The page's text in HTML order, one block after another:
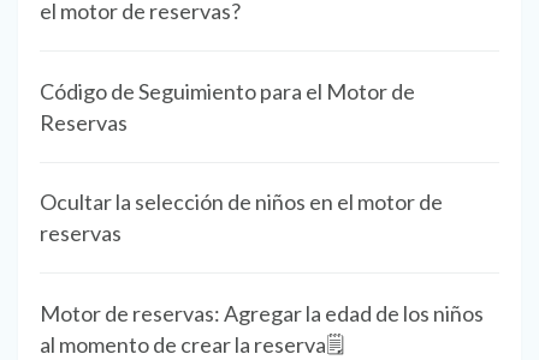
el motor de reservas?
Código de Seguimiento para el Motor de
Reservas
Ocultar la selección de niños en el motor de
reservas
Motor de reservas: Agregar la edad de los niños
al momento de crear la reserva🗒️